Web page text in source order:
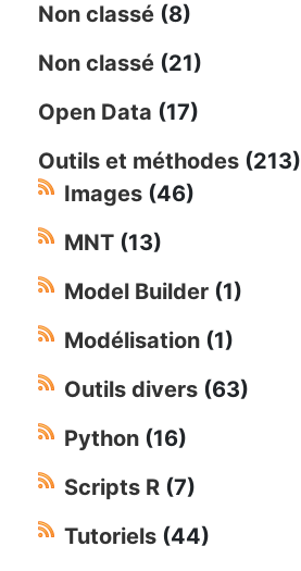
Non classé (8)
Non classé (21)
Open Data (17)
Outils et méthodes (213)
Images (46)
MNT (13)
Model Builder (1)
Modélisation (1)
Outils divers (63)
Python (16)
Scripts R (7)
Tutoriels (44)